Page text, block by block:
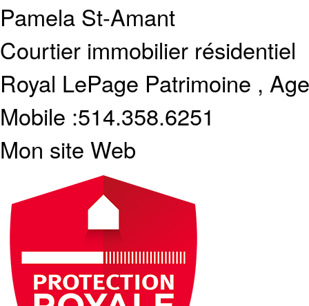
Pamela St-Amant
Courtier immobilier résidentiel
Royal LePage Patrimoine ,
Mobile :514.358.6251
Mon site Web